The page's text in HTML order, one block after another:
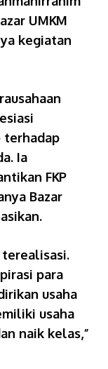
UMKM
kegiatan
terhadap
Ia
FKP
Bazar
para
usaha
usaha
naik kelas,”